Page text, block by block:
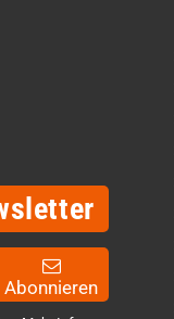
Abonnieren